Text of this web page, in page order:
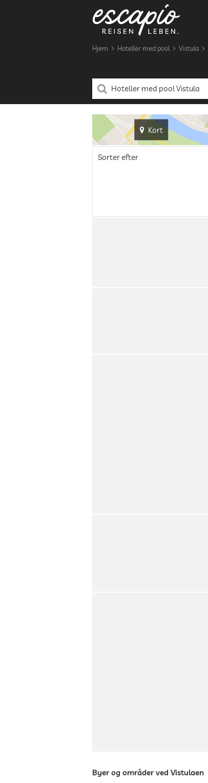
Hjem Hoteller med pool Vistula
Kort
Sorter efter
Byer og områder ved Vistulaen